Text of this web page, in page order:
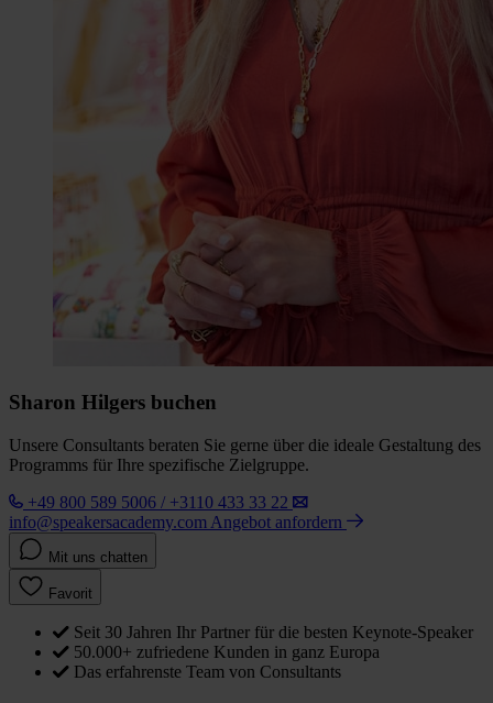
Sharon Hilgers buchen
Unsere Consultants beraten Sie gerne über die ideale Gestaltung des
Programms für Ihre spezifische Zielgruppe.
+49 800 589 5006 / +3110 433 33 22
info@speakersacademy.com Angebot anfordern
Mit uns chatten
Favorit
Seit 30 Jahren Ihr Partner für die besten Keynote-Speaker
50.000+ zufriedene Kunden in ganz Europa
Das erfahrenste Team von Consultants